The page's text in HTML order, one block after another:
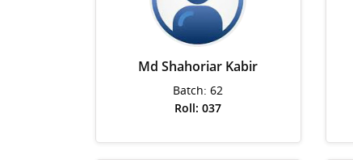
Md Shahoriar Kabir
Batch: 62
Roll: 037